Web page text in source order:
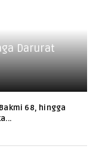
Darurat
68, hingga